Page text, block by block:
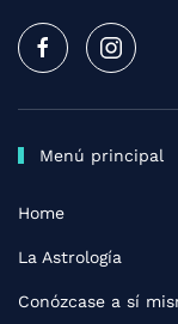
Menú principal
Home
La Astrología
Conózcase a sí